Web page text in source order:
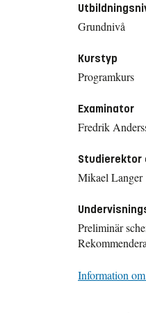
Grundnivå
Kurstyp
Programkurs
Examinator
Fredrik
Studierektor
Mikael Langer
Preliminär
Information